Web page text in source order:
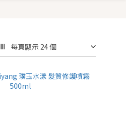
每頁顯示 24 個